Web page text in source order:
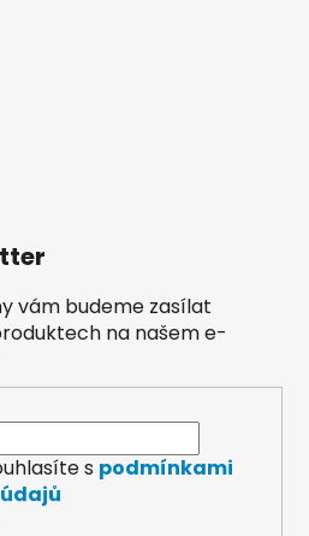
vám budeme zasílat
na našem e-
s podmínkami